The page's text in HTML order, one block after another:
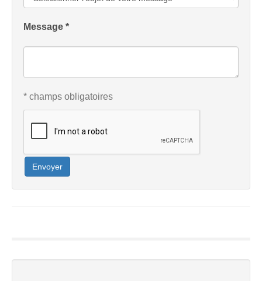
Message *
* champs obligatoires
Envoyer